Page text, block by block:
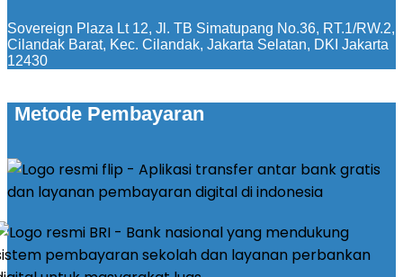
Sovereign Plaza Lt 12, Jl. TB Simatupang No.36, RT.1/RW.2,
Cilandak Barat, Kec. Cilandak, Jakarta Selatan, DKI Jakarta
12430
Metode Pembayaran